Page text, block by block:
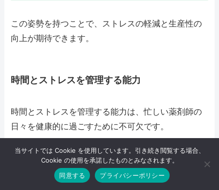
この姿勢を持つことで、ストレスの軽減と生産性の
向上が期待できます。
時間とストレスを管理する能力
時間とストレスを管理する能力は、忙しい薬剤師の
日々を健康的に過ごすために不可欠です。
時間管理をマスターすることで、業務の優先順位を
正確に判断し、効率的にタスクを処理することがで
当サイトでは Cookie を使用しています。引き続き閲覧する場合、
Cookie の使用を承諾したものとみなされます。
同意する
プライバシーポリシー